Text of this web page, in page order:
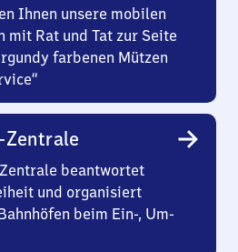
Ihnen unsere mobilen
Rat und Tat zur Seite
farbenen Mützen
beantwortet
und organisiert
beim Ein-, Um-